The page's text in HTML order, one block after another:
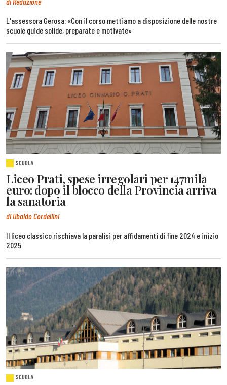
L'assessora Gerosa: «Con il corso mettiamo a disposizione delle nostre
scuole guide solide, preparate e motivate»
SCUOLA
Liceo Prati, spese irregolari per 147mila
euro: dopo il blocco della Provincia arriva
la sanatoria
di Ubaldo Cordellini
Il liceo classico rischiava la paralisi per affidamenti di fine 2024 e inizio
2025
SCUOLA